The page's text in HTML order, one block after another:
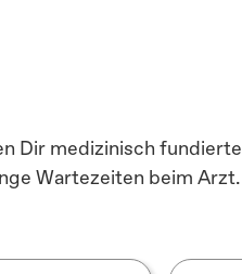
Dir medizinisch fundierte
Wartezeiten beim Arzt.